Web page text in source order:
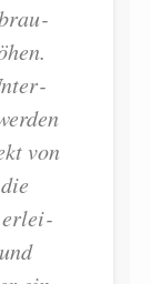
von
er­lei­